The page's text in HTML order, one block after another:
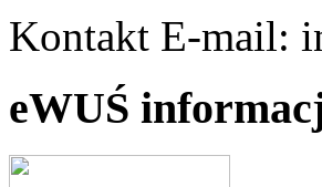
Kontakt E-mail:
eWUŚ